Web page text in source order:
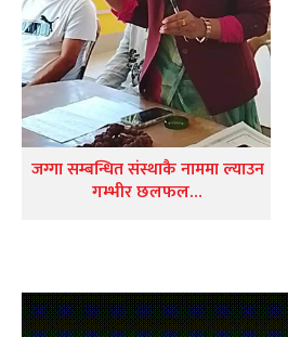
जग्गा सम्बन्धित संस्थाकै नाममा ल्याउन
गम्भीर छलफल…